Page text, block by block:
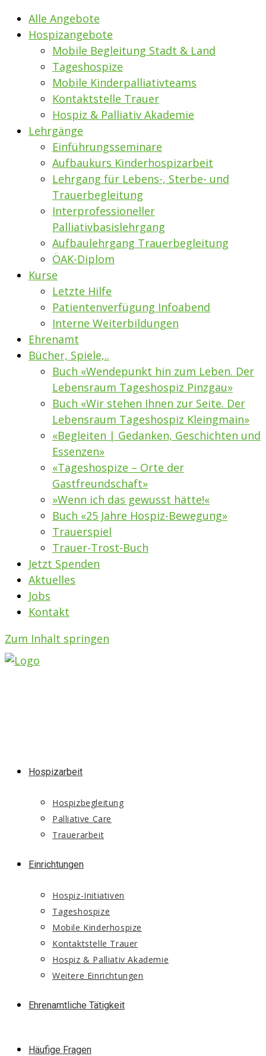
Alle Angebote
Hospizangebote
Mobile Begleitung Stadt & Land
Tageshospize
Mobile Kinderpalliativteams
Kontaktstelle Trauer
Hospiz & Palliativ Akademie
Lehrgänge
Einführungsseminare
Aufbaukurs Kinderhospizarbeit
Lehrgang für Lebens-, Sterbe- und
Trauerbegleitung
Interprofessioneller
Palliativbasislehrgang
Aufbaulehrgang Trauerbegleitung
ÖAK-Diplom
Kurse
Letzte Hilfe
Patientenverfügung Infoabend
Interne Weiterbildungen
Ehrenamt
Bücher, Spiele,..
Buch «Wendepunkt hin zum Leben. Der
Lebensraum Tageshospiz Pinzgau»
Buch «Wir stehen Ihnen zur Seite. Der
Lebensraum Tageshospiz Kleingmain»
«Begleiten | Gedanken, Geschichten und
Essenzen»
«Tageshospize – Orte der
Gastfreundschaft»
»Wenn ich das gewusst hätte!«
Buch «25 Jahre Hospiz-Bewegung»
Trauerspiel
Trauer-Trost-Buch
Jetzt Spenden
Aktuelles
Jobs
Kontakt
Zum Inhalt springen
Hospizarbeit
Hospizbegleitung
Palliative Care
Trauerarbeit
Einrichtungen
Hospiz-Initiativen
Tageshospize
Mobile Kinderhospize
Kontaktstelle Trauer
Hospiz & Palliativ Akademie
Weitere Einrichtungen
Ehrenamtliche Tätigkeit
Häufige Fragen